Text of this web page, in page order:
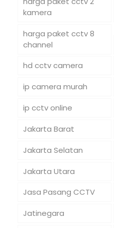
kamera
harga paket cctv 8
channel
hd cctv camera
ip camera murah
ip cctv online
Jakarta Barat
Jakarta Selatan
Jakarta Utara
Jasa Pasang CCTV
Jatinegara